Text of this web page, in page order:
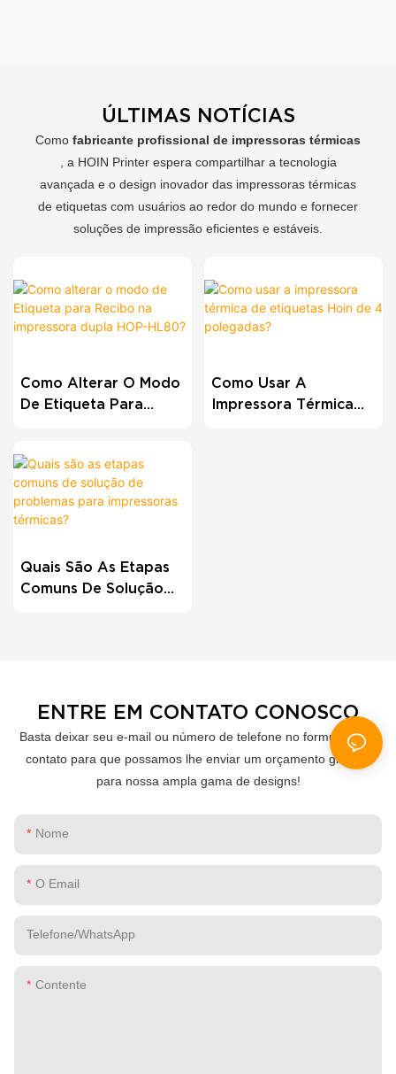
ÚLTIMAS NOTÍCIAS
Como fabricante profissional de impressoras térmicas
, a HOIN Printer espera compartilhar a tecnologia
avançada e o design inovador das impressoras térmicas
de etiquetas com usuários ao redor do mundo e fornecer
soluções de impressão eficientes e estáveis.
Como Alterar O Modo
De Etiqueta Para
Como Usar A
Impressora Térmica
Quais São As Etapas
Comuns De Solução
ENTRE EM CONTATO CONOSCO
Basta deixar seu e-mail ou número de telefone no formulário de
contato para que possamos lhe enviar um orçamento gratuito
para nossa ampla gama de designs!
Nome
O Email
Telefone/WhatsApp
Contente